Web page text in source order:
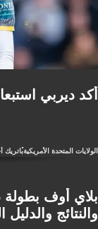
أكد ديربي
الولايات المتحدة الأمريكيةباتريك
والنتائج والدليل